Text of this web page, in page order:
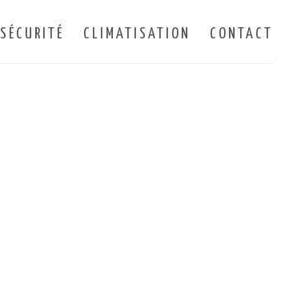
SÉCURITÉ CLIMATISATION CONTACT